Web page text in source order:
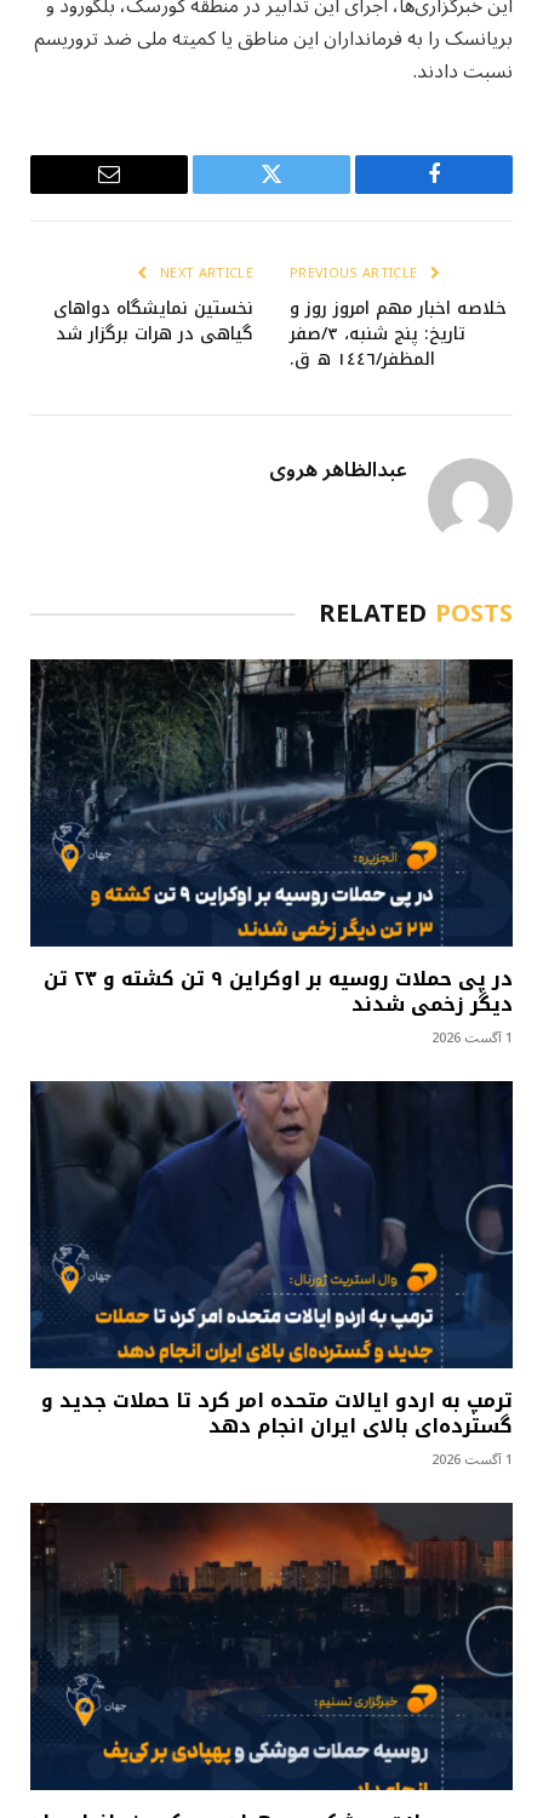
بریانسک را به فرمانداران این مناطق یا کمیته ملی ضد تروریسم
نسبت دادند.
Facebook
Twitter
Email
خلاصه اخبار مهم امروز روز و
تاریخ: پنج شنبه، ۳/صفر
المظفر/١٤٤٦ ه ق.
NEXT ARTICLE
نخستین نمایشگاه دواهای
گیاهی در هرات برگزار شد
عبدالظاهر هروی
RELATED POSTS
در پی حملات روسیه بر اوکراین ۹ تن کشته و ۲۳ تن
دیگر زخمی شدند
1 آگست 2026
ترمپ به اردو ایالات متحده امر کرد تا حملات جدید و
گسترده‌ای بالای ایران انجام دهد
1 آگست 2026